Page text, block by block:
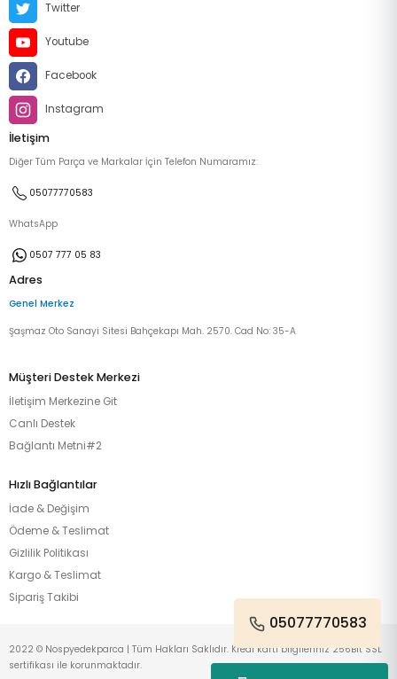
Twitter
Youtube
Facebook
Instagram
İletişim
Diğer Tüm Parça ve Markalar İçin Telefon Numaramız:
05077770583
WhatsApp
0507 777 05 83
Adres
Genel Merkez
Şaşmaz Oto Sanayi Sitesi Bahçekapı Mah. 2570. Cad No: 35-A
Müşteri Destek Merkezi
İletişim Merkezine Git
Canlı Destek
Bağlantı Metni#2
Hızlı Bağlantılar
İade & Değişim
Ödeme & Teslimat
Gizlilik Politikası
Kargo & Teslimat
Sipariş Takibi
05077770583
2022 © Nospyedekparca | Tüm Hakları Saklıdır. Kredi kartı bilgileriniz 256Bit SSL
sertifikası ile korunmaktadır.